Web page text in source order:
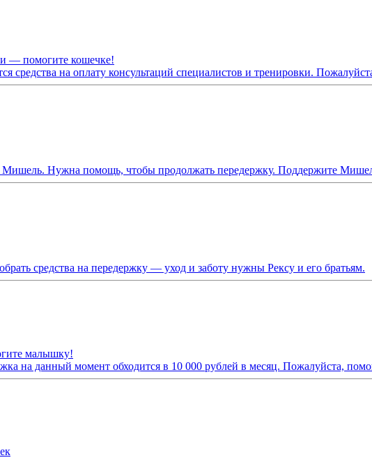
— помогите кошечке!
на оплату консультаций специалистов и тренировки.
Нужна помощь, чтобы продолжать передержку. Поддержите
средства на передержку — уход и заботу нужны Рексу и его братьям.
малышку!
на данный момент обходится в 10 000 рублей в месяц. Пожалуйста,